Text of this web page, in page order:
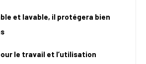
et lavable, il protégera bien
le travail et l’utilisation